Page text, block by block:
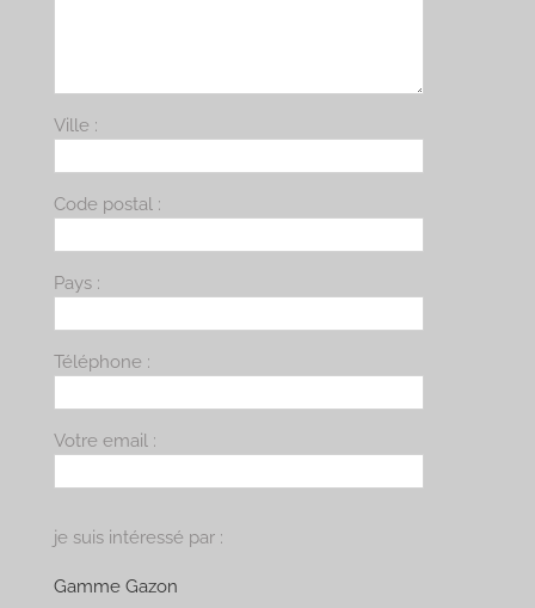
Ville :
Code postal :
Pays :
Téléphone :
Votre email :
je suis intéressé par :
Gamme Gazon